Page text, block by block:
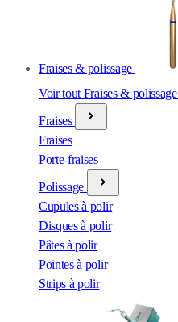
Fraises & polissage
Voir tout Fraises & polissage
Fraises
Fraises
Porte-fraises
Polissage
Cupules à polir
Disques à polir
Pâtes à polir
Pointes à polir
Strips à polir